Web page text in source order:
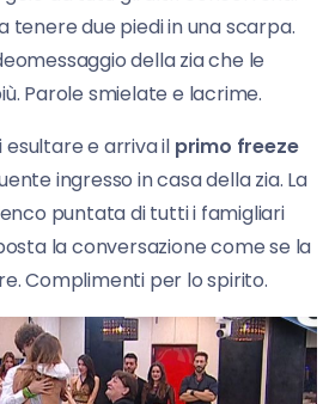
tenere due piedi in una scarpa.
della zia che le
Parole smielate e lacrime.
e arriva il primo freeze
ingresso in casa della zia. La
puntata di tutti i famigliari
la conversazione come se la
Complimenti per lo spirito.